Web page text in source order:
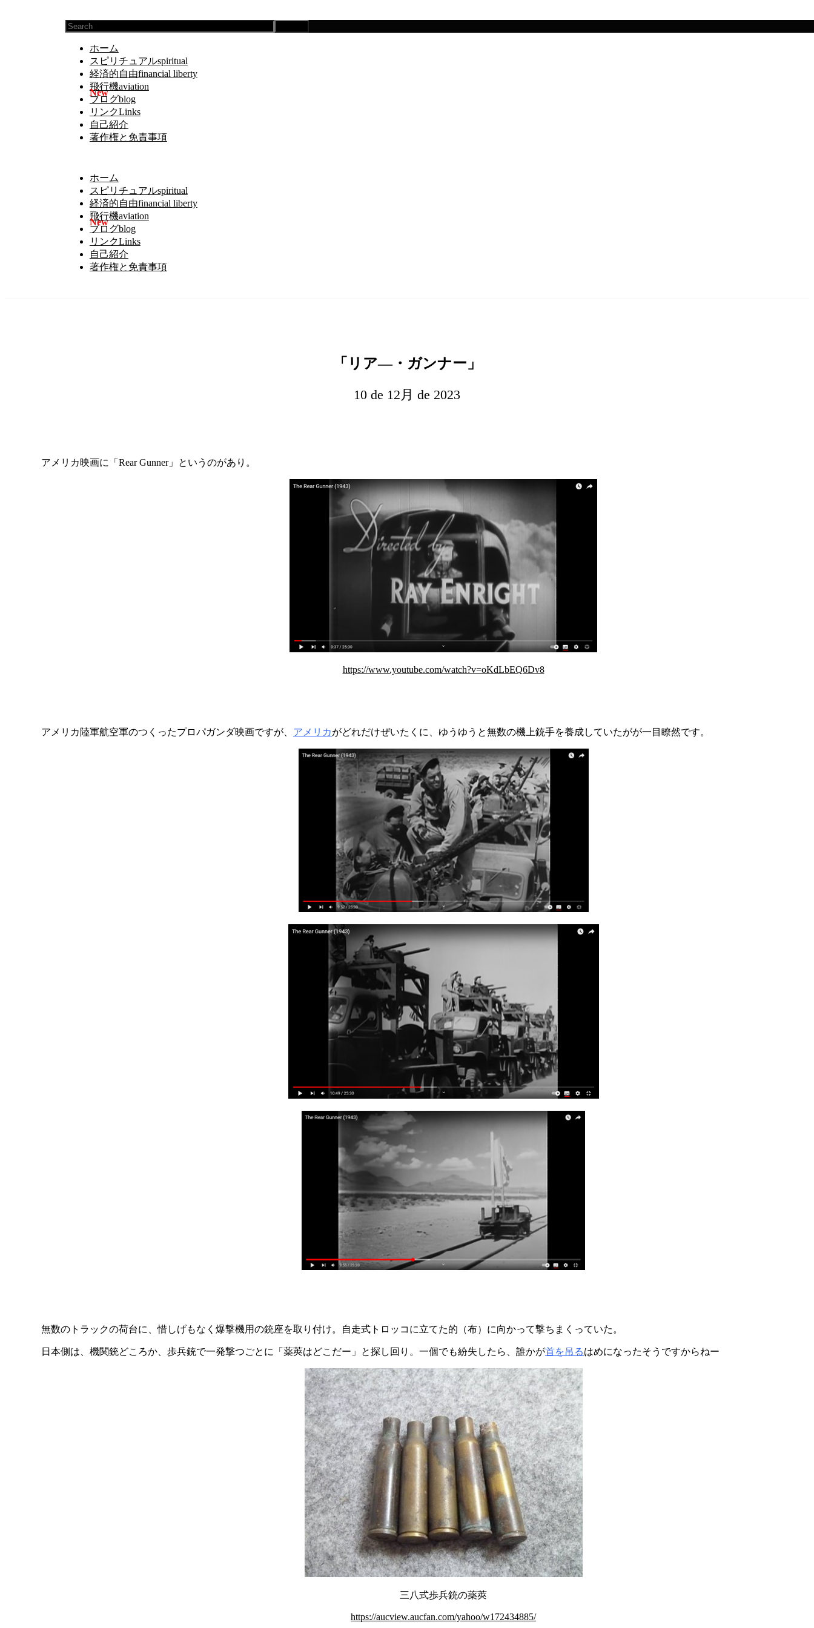
ホーム
スピリチュアルspiritual
経済的自由financial liberty
飛行機aviation
ブログblog
リンクLinks
自己紹介
著作権と免責事項
ホーム
スピリチュアルspiritual
経済的自由financial liberty
飛行機aviation
ブログblog
リンクLinks
自己紹介
著作権と免責事項
「リア―・ガンナー」
10 de 12月 de 2023
アメリカ映画に「Rear Gunner」というのがあり。
https://www.youtube.com/watch?v=oKdLbEQ6Dv8
アメリカ陸軍航空軍のつくったプロパガンダ映画ですが、 アメリカがどれだけぜいたくに、ゆうゆうと無数の機上銃手を養成していたがが一目瞭然です。
無数のトラックの荷台に、惜しげもなく爆撃機用の銃座を取り付け。自走式トロッコに立てた的（布）に向かって撃ちまくっていた。
日本側は、機関銃どころか、歩兵銃で一発撃つごとに「薬莢はどこだー」と探し回り。一個でも紛失したら、誰かが首を吊るはめになったそうですからねー
三八式歩兵銃の薬莢
https://aucview.aucfan.com/yahoo/w172434885/